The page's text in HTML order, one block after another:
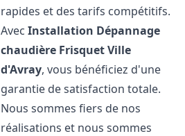
rapides et des tarifs compétitifs.
AvecInstallation Dépannage
chaudière FrisquetVille
d'Avray, vous bénéficiez d'une
garantie de satisfaction totale.
Nous sommes fiers de nos
réalisations et nous sommes